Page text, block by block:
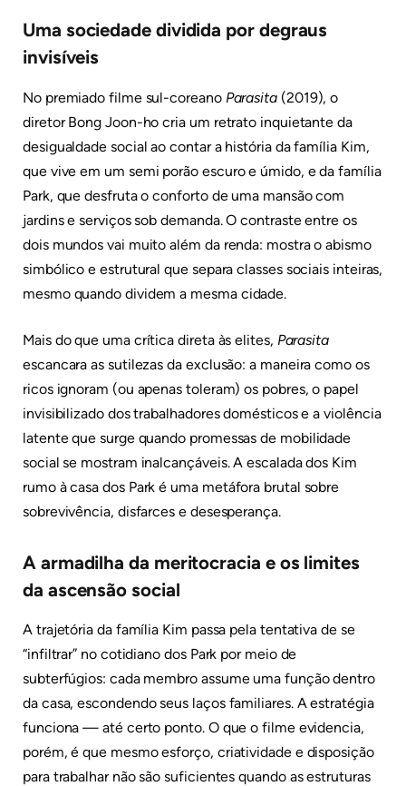
Uma sociedade dividida por degraus
invisíveis
No premiado filme sul-coreano Parasita(2019), o
diretor Bong Joon-ho cria um retrato inquietante da
desigualdade social ao contar a história da família Kim,
que vive em um semi porão escuro e úmido, e da família
Park, que desfruta o conforto de uma mansão com
jardins e serviços sob demanda. O contraste entre os
dois mundos vai muito além da renda: mostra o abismo
simbólico e estrutural que separa classes sociais inteiras,
mesmo quando dividem a mesma cidade.
Mais do que uma crítica direta às elites, Parasita
escancara as sutilezas da exclusão: a maneira como os
ricos ignoram (ou apenas toleram) os pobres, o papel
invisibilizado dos trabalhadores domésticos e a violência
latente que surge quando promessas de mobilidade
social se mostram inalcançáveis. A escalada dos Kim
rumo à casa dos Park é uma metáfora brutal sobre
sobrevivência, disfarces e desesperança.
A armadilha da meritocracia e os limites
da ascensão social
A trajetória da família Kim passa pela tentativa de se
“infiltrar” no cotidiano dos Park por meio de
subterfúgios: cada membro assume uma função dentro
da casa, escondendo seus laços familiares. A estratégia
funciona — até certo ponto. O que o filme evidencia,
porém, é que mesmo esforço, criatividade e disposição
para trabalhar não são suficientes quando as estruturas